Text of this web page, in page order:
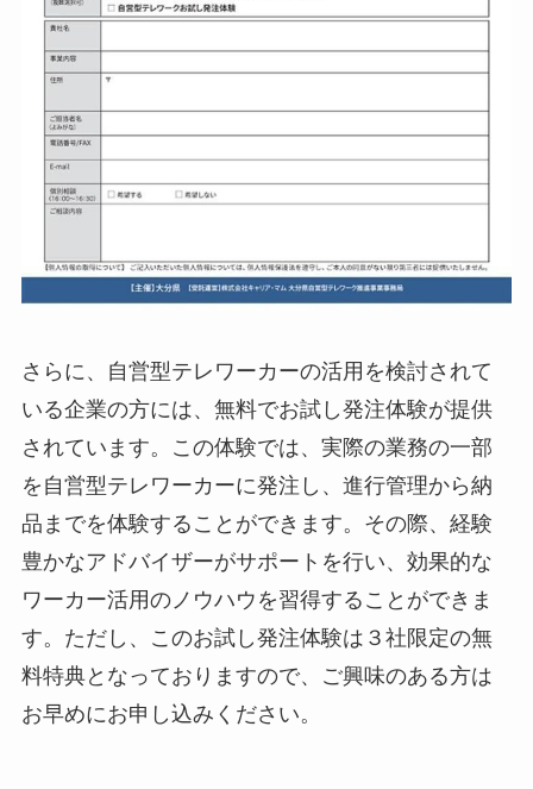
さらに、自営型テレワーカーの活用を検討されて
いる企業の方には、無料でお試し発注体験が提供
されています。この体験では、実際の業務の一部
を自営型テレワーカーに発注し、進行管理から納
品までを体験することができます。その際、経験
豊かなアドバイザーがサポートを行い、効果的な
ワーカー活用のノウハウを習得することができま
す。ただし、このお試し発注体験は３社限定の無
料特典となっておりますので、ご興味のある方は
お早めにお申し込みください。